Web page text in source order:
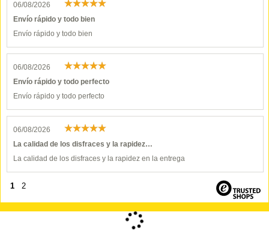
06/08/2026
Envío rápido y todo bien
Envío rápido y todo bien
06/08/2026
Envío rápido y todo perfecto
Envío rápido y todo perfecto
06/08/2026
La calidad de los disfraces y la rapidez…
La calidad de los disfraces y la rapidez en la entrega
1 2